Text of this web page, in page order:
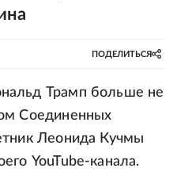
ПОДЕЛИТЬСЯ
Трамп больше не
Соединенных
Леонида Кучмы
YouTube-канала.